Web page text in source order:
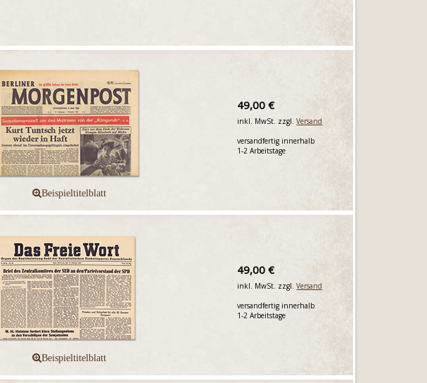
49,00 €
inkl. MwSt. zzgl.Versand
versandfertig innerhalb
1-2 Arbeitstage
49,00 €
inkl. MwSt. zzgl.Versand
versandfertig innerhalb
1-2 Arbeitstage